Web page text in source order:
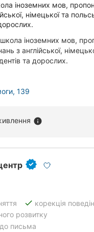
іноземних мов,
німецької та
іноземних мов,
з англійської,
та дорослих.
139
info
done корекція
розвитку
письма